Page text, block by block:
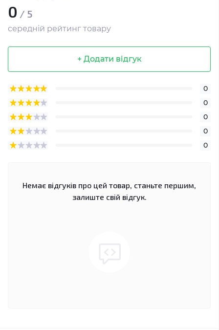
0 / 5
середній рейтинг товару
+ Додати відгук
0
0
0
0
0
Немає відгуків про цей товар, станьте першим,
залиште свій відгук.